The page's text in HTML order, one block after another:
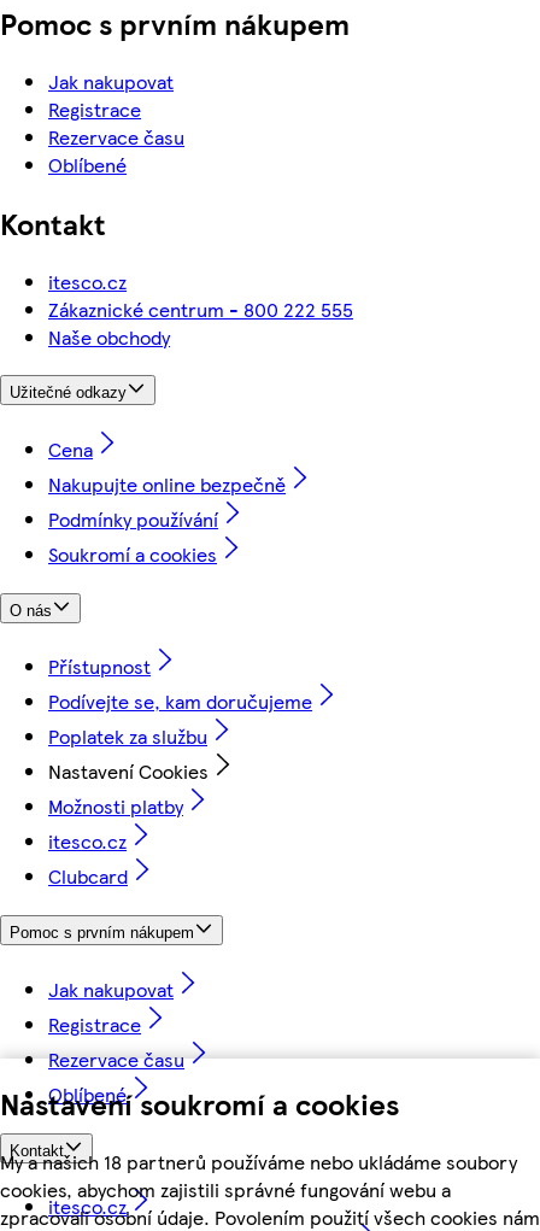
Nastavení soukromí a cookies
My a našich 18 partnerů používáme nebo ukládáme soubory
cookies, abychom zajistili správné fungování webu a
zpracovali osobní údaje. Povolením použití všech cookies nám
Pomoc s prvním nákupem
Jak nakupovat
Registrace
Rezervace času
Oblíbené
Kontakt
itesco.cz
Zákaznické centrum - 800 222 555
Naše obchody
Užitečné odkazy
Cena
Nakupujte online bezpečně
Podmínky používání
Soukromí a cookies
O nás
Přístupnost
Podívejte se, kam doručujeme
Poplatek za službu
Nastavení Cookies
Možnosti platby
itesco.cz
Clubcard
Pomoc s prvním nákupem
Jak nakupovat
Registrace
Rezervace času
Oblíbené
Kontakt
itesco.cz